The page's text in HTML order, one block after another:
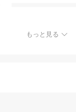
もっと見る